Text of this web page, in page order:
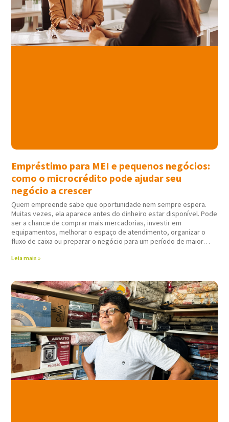
Empréstimo para MEI e pequenos negócios:
como o microcrédito pode ajudar seu
negócio a crescer
Quem empreende sabe que oportunidade nem sempre espera.
Muitas vezes, ela aparece antes do dinheiro estar disponível. Pode
ser a chance de comprar mais mercadorias, investir em
equipamentos, melhorar o espaço de atendimento, organizar o
fluxo de caixa ou preparar o negócio para um período de maior
Leia mais »